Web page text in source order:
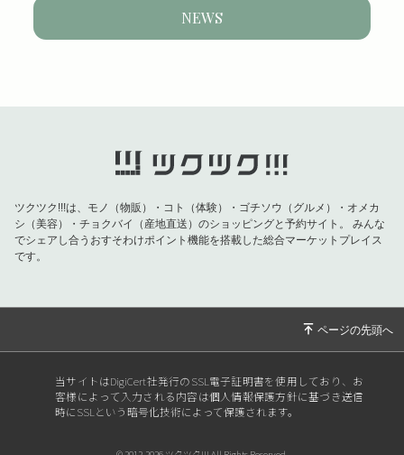
NEWS
ツクツク!!!は、モノ（物販）・コト（体験）・ゴチソウ（グルメ）・オメカ
シ（美容）・チョクバイ（産地直送）のショッピングと予約サイト。
みんな
でシェアし合うおすそわけポイント機能を搭載した総合マーケットプレイス
です。
当サイトはDigiCert社発行のSSL電子証明書を使用しており、お
客様によって入力される内容は個人情報保護方針に基づき送信
時にSSLという暗号化技術によって保護されます。